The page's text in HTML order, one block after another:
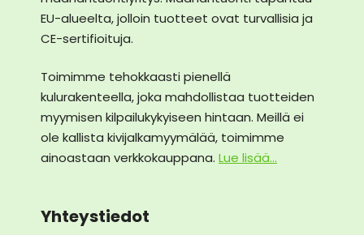
EU-alueelta, jolloin tuotteet ovat turvallisia ja
CE-sertifioituja.
Toimimme tehokkaasti pienellä
kulurakenteella, joka mahdollistaa tuotteiden
myymisen kilpailukykyiseen hintaan. Meillä ei
ole kallista kivijalkamyymälää, toimimme
ainoastaan verkkokauppana. Lue lisää...
Yhteystiedot